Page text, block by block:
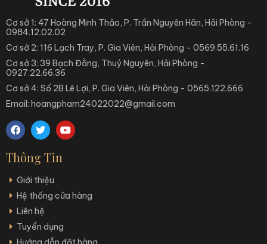
Cơ sở 1: 47 Hoàng Minh Thảo, P. Trần Nguyên Hãn, Hải Phòng -
0984.12.02.02
Cơ sở 2: 116 Lạch Tray, P. Gia Viên, Hải Phòng - 0569.55.61.16
Cơ sở 3: 39 Bạch Đằng, Thuỷ Nguyên, Hải Phòng -
0927.22.66.36
Cơ sở 4: Số 2B Lê Lợi, P. Gia Viên, Hải Phòng - 0565.122.666
Email: hoangpham24022022@gmail.com
Thông Tin
Giới thiệu
Hệ thống cửa hàng
Liên hệ
Tuyển dụng